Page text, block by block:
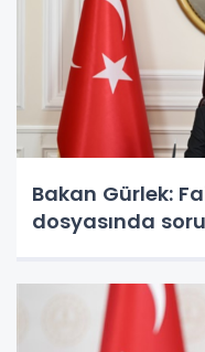
Bakan Gürlek:
dosyasında